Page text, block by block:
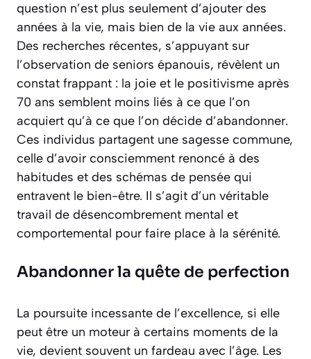
question n’est plus seulement d’ajouter des
années à la vie, mais bien de la vie aux années.
Des recherches récentes, s’appuyant sur
l’observation de seniors épanouis, révèlent un
constat frappant : la joie et le positivisme après
70 ans semblent moins liés à ce que l’on
acquiert qu’à ce que l’on décide d’abandonner.
Ces individus partagent une sagesse commune,
celle d’avoir consciemment renoncé à des
habitudes et des schémas de pensée qui
entravent le bien-être. Il s’agit d’un véritable
travail de désencombrement mental et
comportemental pour faire place à la sérénité.
Abandonner la quête de perfection
La poursuite incessante de l’excellence, si elle
peut être un moteur à certains moments de la
vie, devient souvent un fardeau avec l’âge. Les